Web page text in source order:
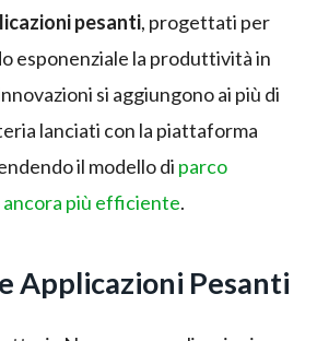
pesanti, progettati per
esponenziale la produttività in
si aggiungono ai più di
lanciati con la piattaforma
il modello di parco
più efficiente.
Applicazioni Pesanti